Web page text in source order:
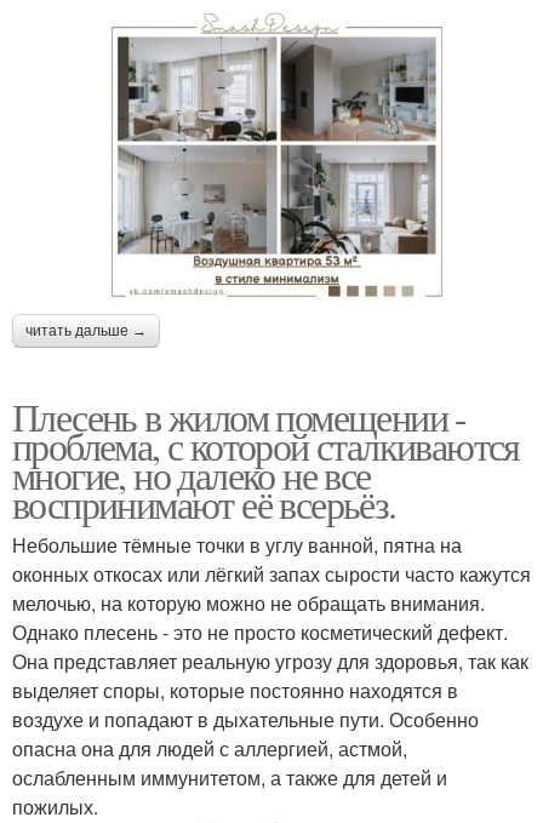
читать дальше →
Плесень в жилом помещении -
проблема, с которой сталкиваются
многие, но далеко не все
воспринимают её всерьёз.
Небольшие тёмные точки в углу ванной, пятна на
оконных откосах или лёгкий запах сырости часто кажутся
мелочью, на которую можно не обращать внимания.
Однако плесень - это не просто косметический дефект.
Она представляет реальную угрозу для здоровья, так как
выделяет споры, которые постоянно находятся в
воздухе и попадают в дыхательные пути. Особенно
опасна она для людей с аллергией, астмой,
ослабленным иммунитетом, а также для детей и
пожилых.